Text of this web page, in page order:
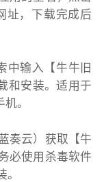
址，下载完成后
中输入【牛牛旧
和安装。适用于
。
奏云）获取【牛
必使用杀毒软件